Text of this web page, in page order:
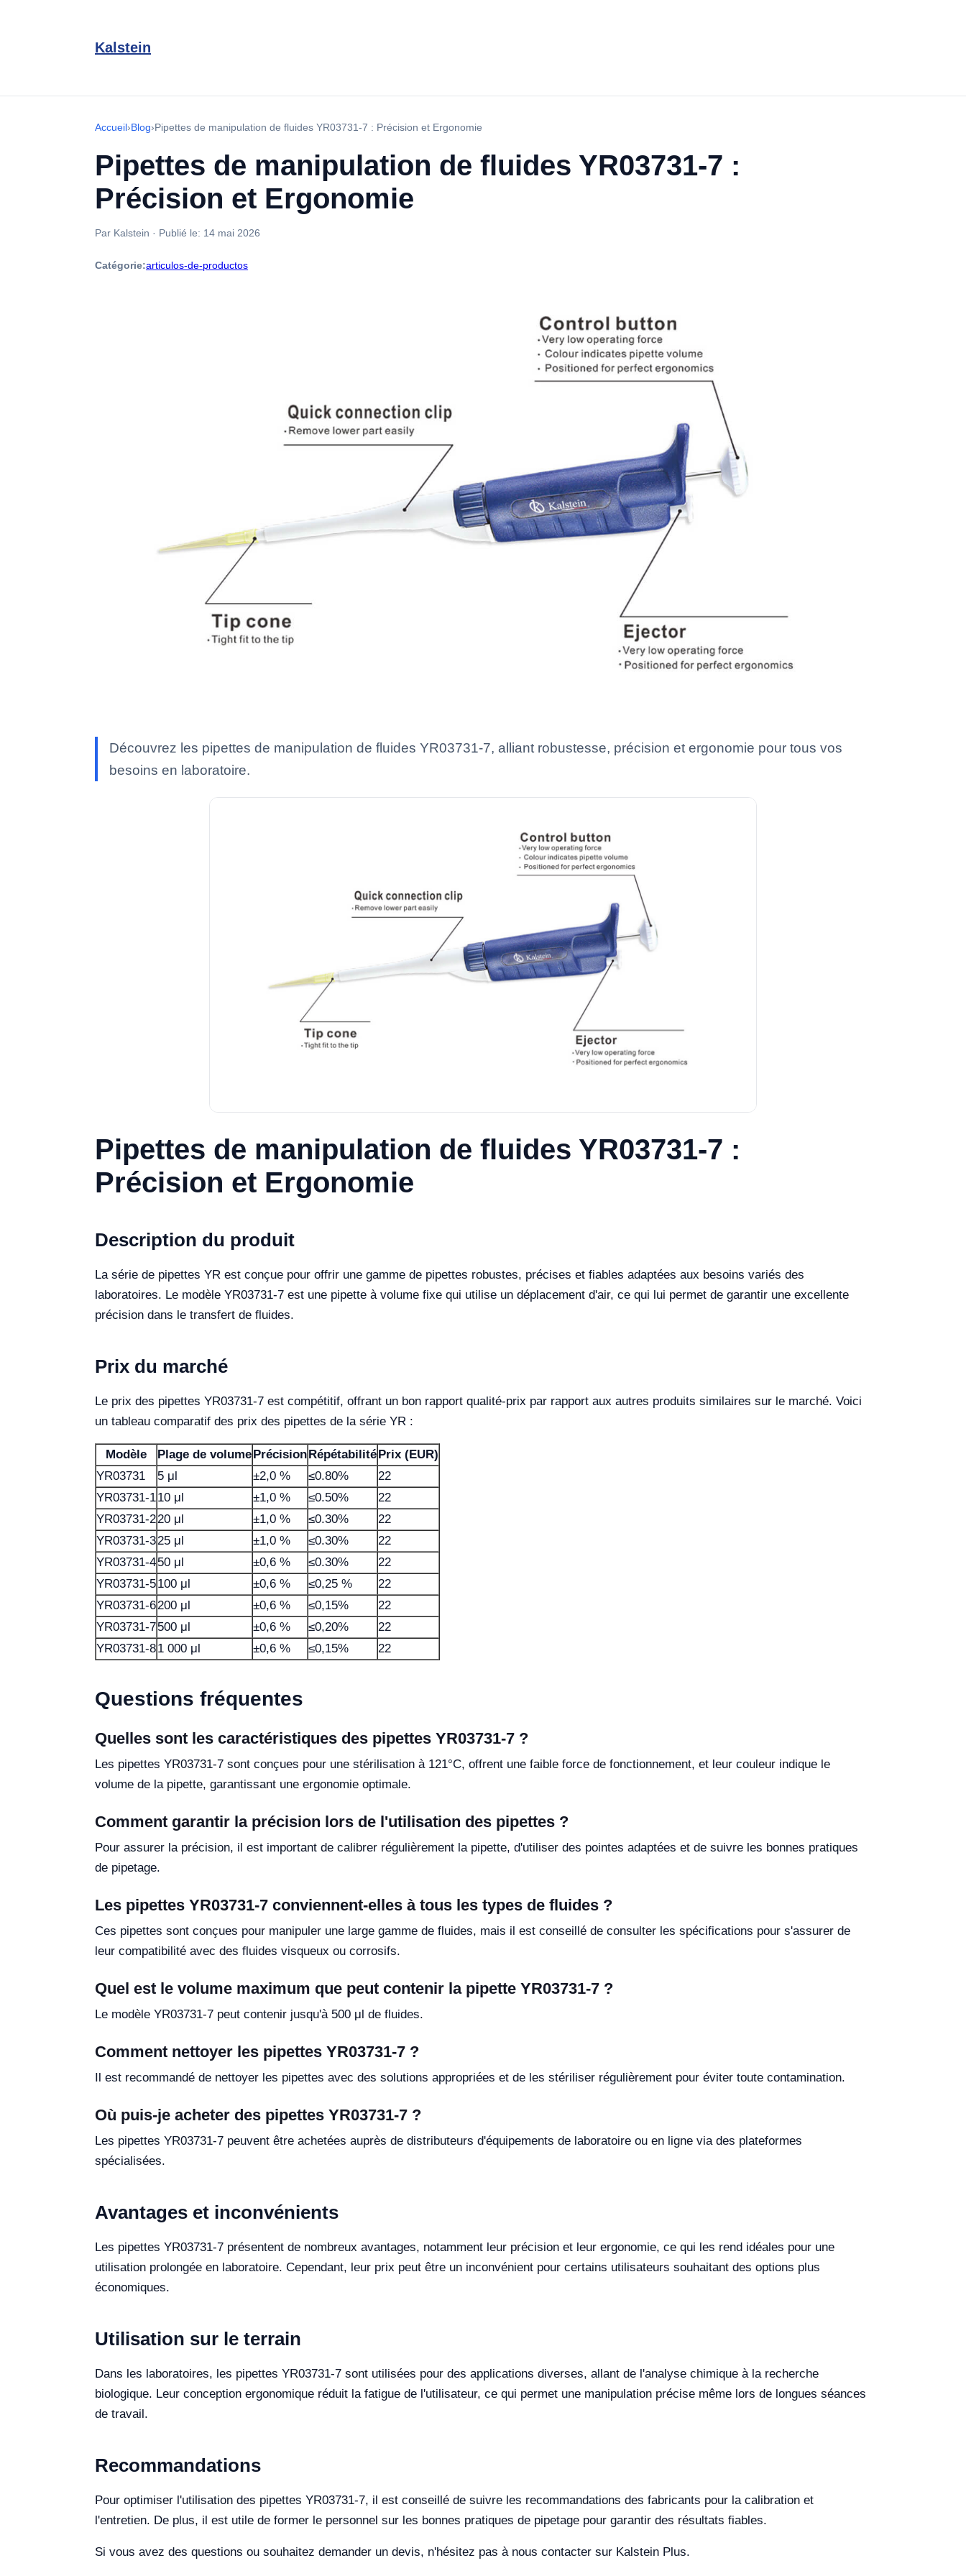
Kalstein
Accueil›Blog›Pipettes de manipulation de fluides YR03731-7 : Précision et Ergonomie
Pipettes de manipulation de fluides YR03731-7 :
Précision et Ergonomie
Par Kalstein · Publié le: 14 mai 2026
Catégorie:articulos-de-productos
Découvrez les pipettes de manipulation de fluides YR03731-7, alliant robustesse, précision et ergonomie pour tous vos
besoins en laboratoire.
Pipettes de manipulation de fluides YR03731-7 :
Précision et Ergonomie
Description du produit
La série de pipettes YR est conçue pour offrir une gamme de pipettes robustes, précises et fiables adaptées aux besoins variés des
laboratoires. Le modèle YR03731-7 est une pipette à volume fixe qui utilise un déplacement d'air, ce qui lui permet de garantir une excellente
précision dans le transfert de fluides.
Prix du marché
Le prix des pipettes YR03731-7 est compétitif, offrant un bon rapport qualité-prix par rapport aux autres produits similaires sur le marché. Voici
un tableau comparatif des prix des pipettes de la série YR :
Modèle Plage de volumePrécisionRépétabilitéPrix (EUR)
YR03731
5 μl ±2,0 % ≤0.80%
22
YR03731-110 μl ±1,0 % ≤0.50%
22
YR03731-220 μl ±1,0 % ≤0.30%
22
YR03731-325 μl ±1,0 % ≤0.30%
22
YR03731-450 μl ±0,6 % ≤0.30%
22
YR03731-5100 μl ±0,6 % ≤0,25 %
22
YR03731-6200 μl ±0,6 % ≤0,15%
22
YR03731-7500 μl ±0,6 % ≤0,20%
22
YR03731-81 000 μl ±0,6 % ≤0,15% 22
Questions fréquentes
Quelles sont les caractéristiques des pipettes YR03731-7 ?
Les pipettes YR03731-7 sont conçues pour une stérilisation à 121°C, offrent une faible force de fonctionnement, et leur couleur indique le
volume de la pipette, garantissant une ergonomie optimale.
Comment garantir la précision lors de l'utilisation des pipettes ?
Pour assurer la précision, il est important de calibrer régulièrement la pipette, d'utiliser des pointes adaptées et de suivre les bonnes pratiques
de pipetage.
Les pipettes YR03731-7 conviennent-elles à tous les types de fluides ?
Ces pipettes sont conçues pour manipuler une large gamme de fluides, mais il est conseillé de consulter les spécifications pour s'assurer de
leur compatibilité avec des fluides visqueux ou corrosifs.
Quel est le volume maximum que peut contenir la pipette YR03731-7 ?
Le modèle YR03731-7 peut contenir jusqu'à 500 μl de fluides.
Comment nettoyer les pipettes YR03731-7 ?
Il est recommandé de nettoyer les pipettes avec des solutions appropriées et de les stériliser régulièrement pour éviter toute contamination.
Où puis-je acheter des pipettes YR03731-7 ?
Les pipettes YR03731-7 peuvent être achetées auprès de distributeurs d'équipements de laboratoire ou en ligne via des plateformes
spécialisées.
Avantages et inconvénients
Les pipettes YR03731-7 présentent de nombreux avantages, notamment leur précision et leur ergonomie, ce qui les rend idéales pour une
utilisation prolongée en laboratoire. Cependant, leur prix peut être un inconvénient pour certains utilisateurs souhaitant des options plus
économiques.
Utilisation sur le terrain
Dans les laboratoires, les pipettes YR03731-7 sont utilisées pour des applications diverses, allant de l'analyse chimique à la recherche
biologique. Leur conception ergonomique réduit la fatigue de l'utilisateur, ce qui permet une manipulation précise même lors de longues séances
de travail.
Recommandations
Pour optimiser l'utilisation des pipettes YR03731-7, il est conseillé de suivre les recommandations des fabricants pour la calibration et
l'entretien. De plus, il est utile de former le personnel sur les bonnes pratiques de pipetage pour garantir des résultats fiables.
Si vous avez des questions ou souhaitez demander un devis, n'hésitez pas à nous contacter sur Kalstein Plus.